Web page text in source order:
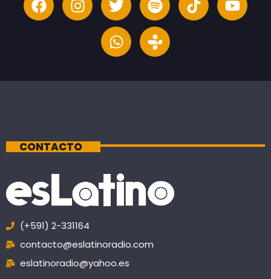
CONTACTO
(+591) 2-331164
contacto@eslatinoradio.com
eslatinoradio@yahoo.es